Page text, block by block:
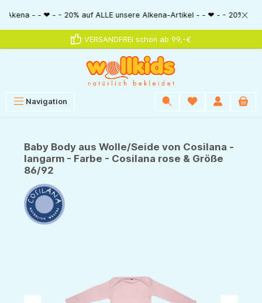
springen
- ❤ - - 20% auf ALLE unsere Alkena-Artikel - - ❤ - - 20% NUR
VERSANDFREI schon ab 99,-€
Navigation
Baby Body aus Wolle/Seide von Cosilana -
langarm - Farbe - Cosilana rose & Größe
86/92